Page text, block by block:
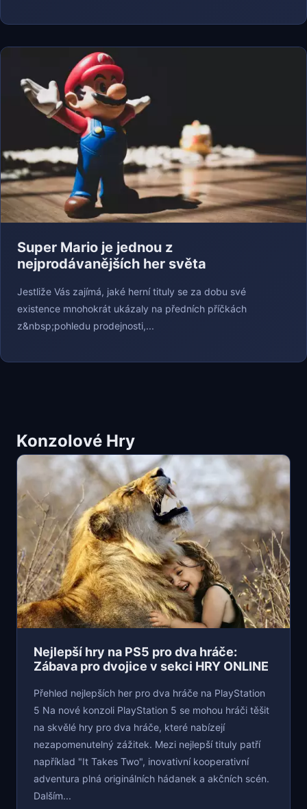
Super Mario je jednou z
nejprodávanějších her světa
Jestliže Vás zajímá, jaké herní tituly se za dobu své
existence mnohokrát ukázaly na předních příčkách
z&nbsp;pohledu prodejnosti,...
Konzolové Hry
Nejlepší hry na PS5 pro dva hráče:
Zábava pro dvojice v sekci HRY ONLINE
Přehled nejlepších her pro dva hráče na PlayStation
5 Na nové konzoli PlayStation 5 se mohou hráči těšit
na skvělé hry pro dva hráče, které nabízejí
nezapomenutelný zážitek. Mezi nejlepší tituly patří
například "It Takes Two", inovativní kooperativní
adventura plná originálních hádanek a akčních scén.
Dalším...